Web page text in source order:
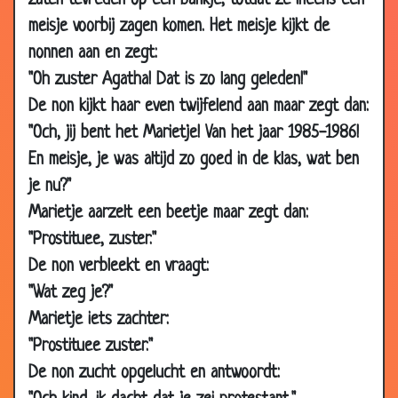
meisje voorbij zagen komen. Het meisje kijkt de
nonnen aan en zegt:
"Oh zuster Agatha! Dat is zo lang geleden!"
De non kijkt haar even twijfelend aan maar zegt dan:
"Och, jij bent het Marietje! Van het jaar 1985-1986!
En meisje, je was altijd zo goed in de klas, wat ben
je nu?"
Marietje aarzelt een beetje maar zegt dan:
"Prostituee, zuster."
De non verbleekt en vraagt:
"Wat zeg je?"
Marietje iets zachter:
"Prostituee zuster."
De non zucht opgelucht en antwoordt:
17 Feb 2010
Zo saai
17 Feb 2010
Onrechtvaardig?
17 Feb 2010
De Heer zal me redden
17 Feb 2010
Tot de dag van vandaag
3.44
17 Feb 2010
Niet te hard rijden
01 Nov 2009
28 Sep
Wat zou je doen?
25 Sep 2009 Joodse priester
22 Jun 2009
Artritis
02 May
2009
Weg ermee!
09 Apr
2009
Mooiste land...